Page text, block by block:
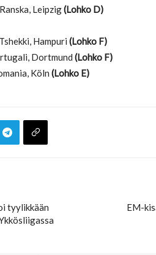
Leipzig(Lohko D)
Hampuri (Lohko F)
Dortmund (Lohko F)
Köln (Lohko E)
tyylikkään
EM-